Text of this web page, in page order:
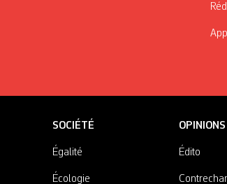
SOCIÉTÉ
Égalité
Écologie
OPINIONS
Édito